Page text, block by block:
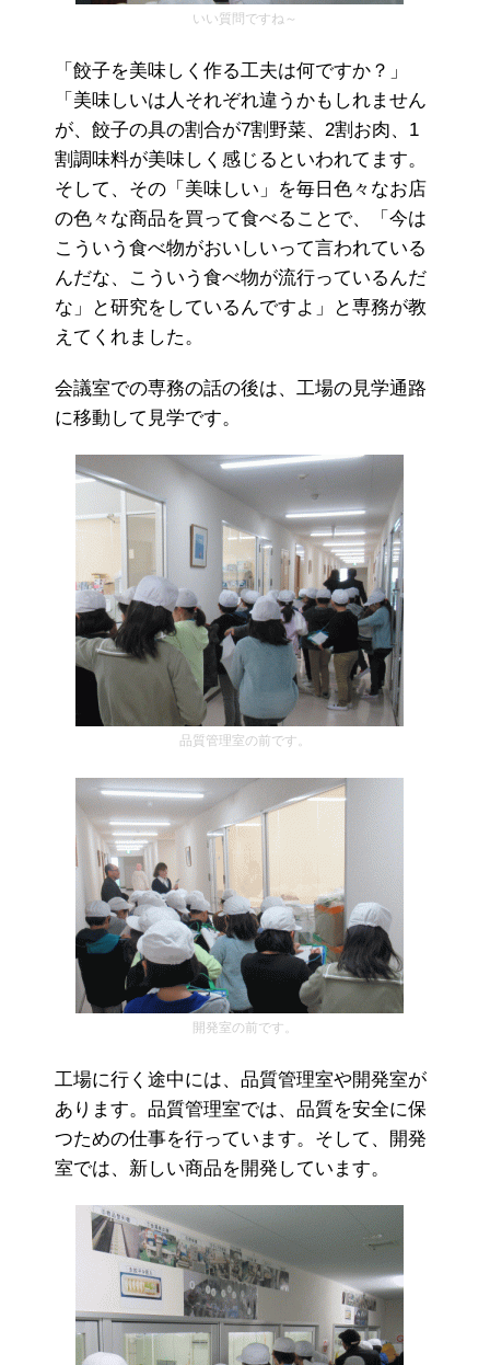
いい質問ですね～
「餃子を美味しく作る工夫は何ですか？」
「美味しいは人それぞれ違うかもしれません
が、餃子の具の割合が7割野菜、2割お肉、1
割調味料が美味しく感じるといわれてます。
そして、その「美味しい」を毎日色々なお店
の色々な商品を買って食べることで、「今は
こういう食べ物がおいしいって言われている
んだな、こういう食べ物が流行っているんだ
な」と研究をしているんですよ」と専務が教
えてくれました。
会議室での専務の話の後は、工場の見学通路
に移動して見学です。
品質管理室の前です。
開発室の前です。
工場に行く途中には、品質管理室や開発室が
あります。品質管理室では、品質を安全に保
つための仕事を行っています。そして、開発
室では、新しい商品を開発しています。